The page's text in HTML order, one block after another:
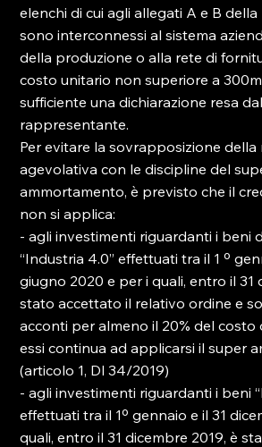
elenchi di cui agli allegati A e B
sono interconnessi al sistema
della produzione o alla rete di
costo unitario non superiore a
sufficiente una dichiarazione resa
rappresentante.
Per evitare la sovrapposizione della
agevolativa con le discipline del
ammortamento, è previsto che il
non si applica:
- agli investimenti riguardanti i beni
“Industria 4.0” effettuati tra il 1 º
giugno 2020 e per i quali, entro il 31
stato accettato il relativo ordine e
acconti per almeno il 20% del costo
essi continua ad applicarsi il super
(articolo 1, Dl 34/2019)
- agli investimenti riguardanti i beni
effettuati tra il 1º gennaio e il 31
quali, entro il 31 dicembre 2019, è